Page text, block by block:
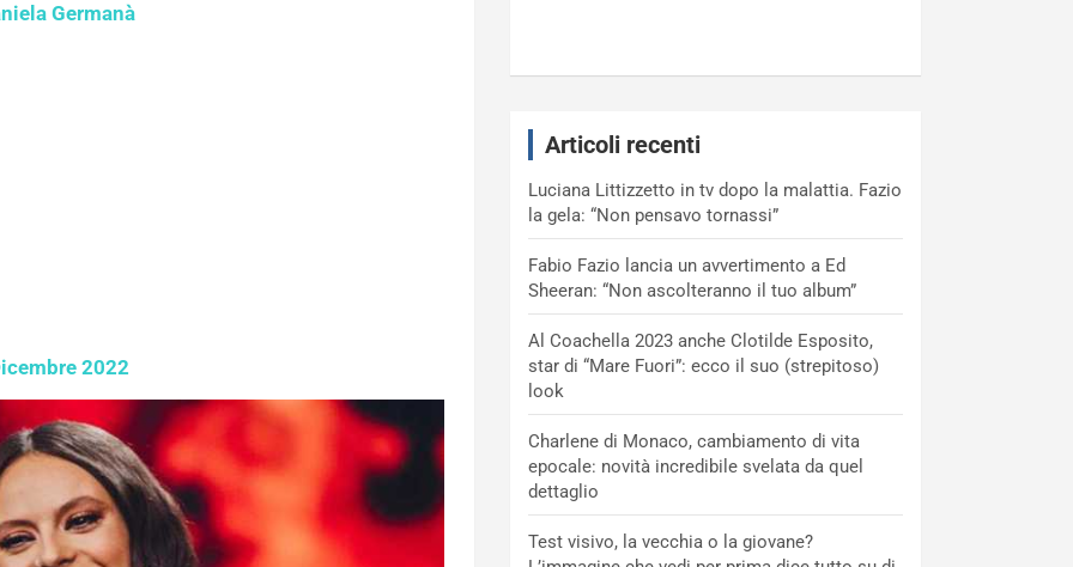
Germanà
2022
Articoli recenti
Luciana Littizzetto in tv dopo la malattia. Fazio
la gela: “Non pensavo tornassi”
Fabio Fazio lancia un avvertimento a Ed
Sheeran: “Non ascolteranno il tuo album”
Al Coachella 2023 anche Clotilde Esposito,
star di “Mare Fuori”: ecco il suo (strepitoso)
look
Charlene di Monaco, cambiamento di vita
epocale: novità incredibile svelata da quel
dettaglio
Test visivo, la vecchia o la giovane?